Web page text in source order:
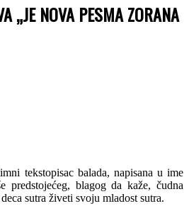
„JE NOVA PESMA ZORANA
tekstopisac balada, napisana u ime
predstojećeg, blagog da kaže, čudna
sutra živeti svoju mladost sutra.